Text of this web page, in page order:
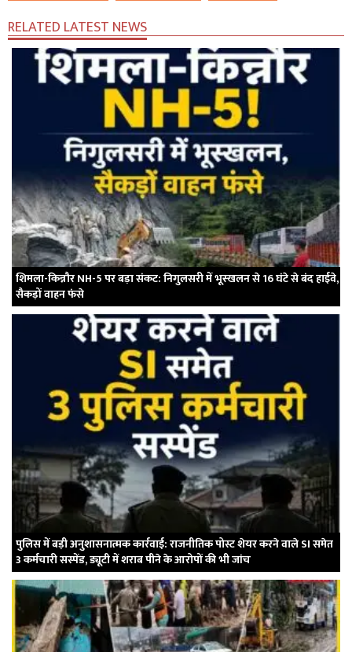
RELATED LATEST NEWS
शिमला-किन्नौर NH-5 पर बड़ा संकट: निगुलसरी में भूस्खलन से 16 घंटे से बंद हाईवे,
सैकड़ों वाहन फंसे
पुलिस में बड़ी अनुशासनात्मक कार्रवाई: राजनीतिक पोस्ट शेयर करने वाले SI समेत
3 कर्मचारी सस्पेंड, ड्यूटी में शराब पीने के आरोपों की भी जांच